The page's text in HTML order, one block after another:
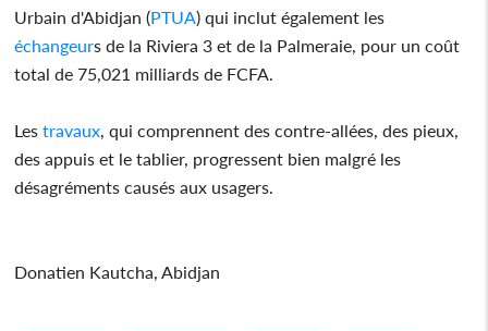
Urbain d'Abidjan (PTUA) qui inclut également les
échangeurs de la Riviera 3 et de la Palmeraie, pour un coût
total de 75,021 milliards de FCFA.
Lestravaux , qui comprennent des contre-allées, des pieux,
des appuis et le tablier, progressent bien malgré les
désagréments causés aux usagers.
Donatien Kautcha, Abidjan